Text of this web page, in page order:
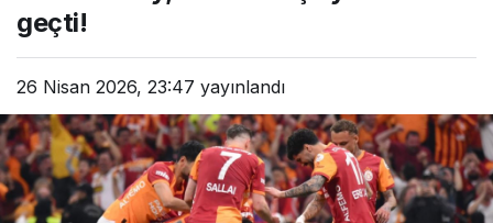
geçti!
26 Nisan 2026, 23:47 yayınlandı